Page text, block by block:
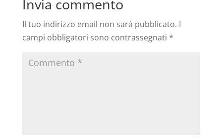
Invia commento
Il tuo indirizzo email non sarà pubblicato. I
campi obbligatori sono contrassegnati *